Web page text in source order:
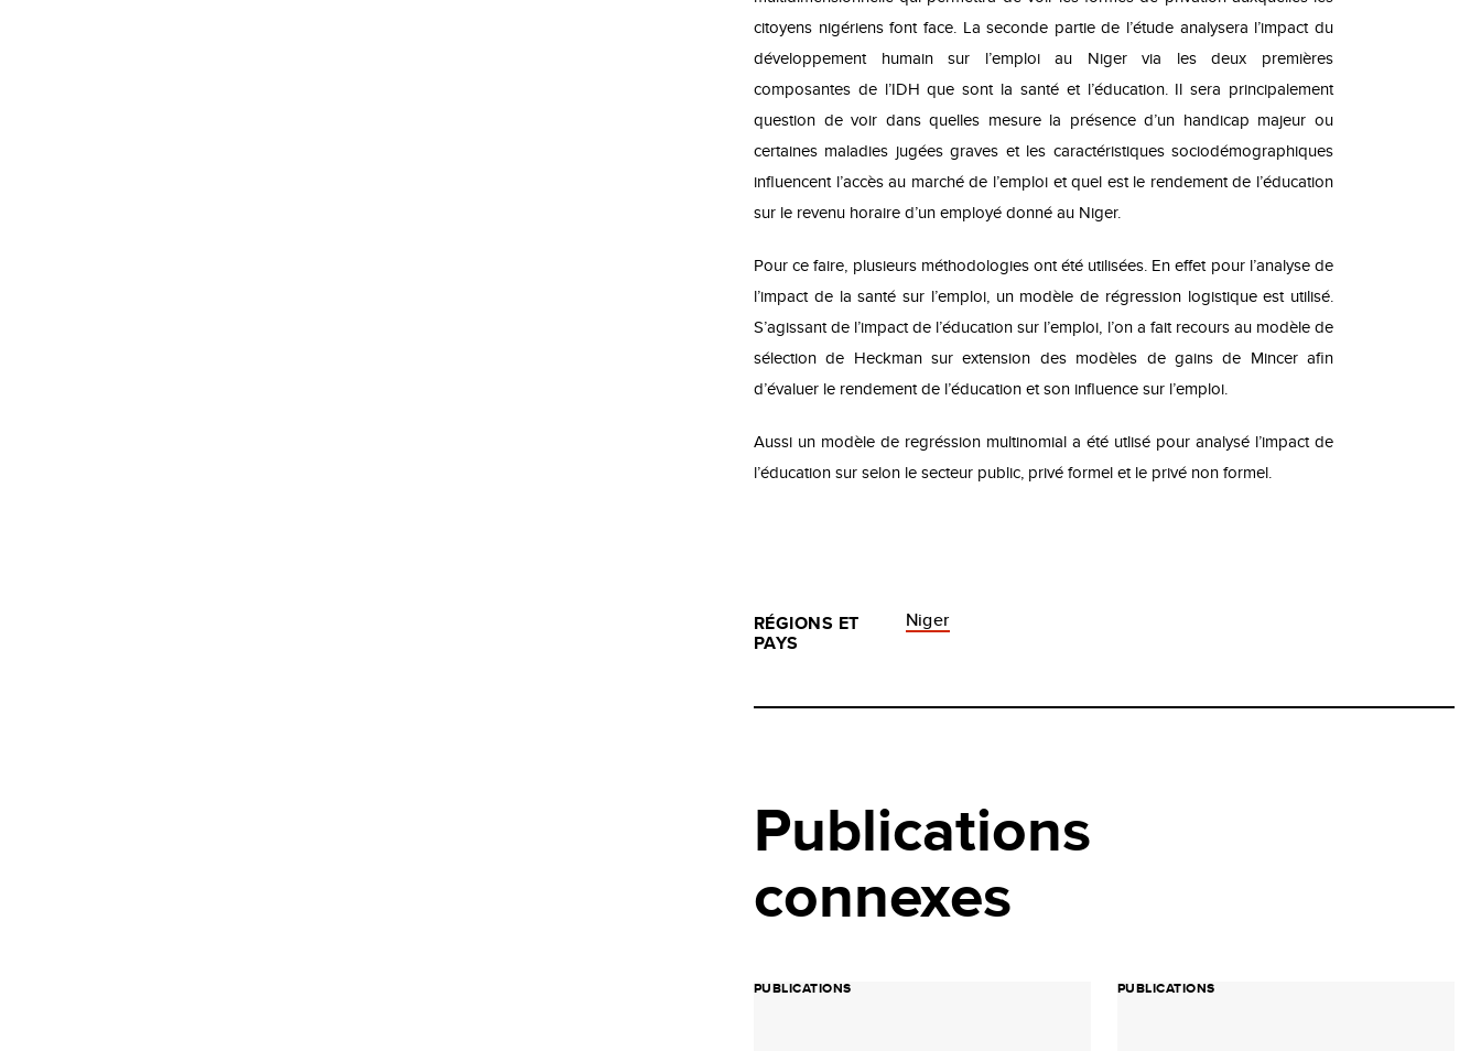
citoyens nigériens font face. La seconde partie de l’étude analysera l’impact du
développement humain sur l’emploi au Niger via les deux premières
composantes de l’IDH que sont la santé et l’éducation. Il sera principalement
question de voir dans quelles mesure la présence d’un handicap majeur ou
certaines maladies jugées graves et les caractéristiques sociodémographiques
influencent l’accès au marché de l’emploi et quel est le rendement de l’éducation
sur le revenu horaire d’un employédonné au Niger.
Pour ce faire, plusieurs méthodologies ont été utilisées. En effet pour l’analyse de
l’impact de la santé sur l’emploi, un modèle de régression logistique est utilisé.
S’agissant de l’impact de l’éducation sur l’emploi, l’on a fait recours au modèle de
sélection de Heckman sur extension des modèles de gains de Mincer afin
d’évaluer le rendement de l’éducation et son influence sur l’emploi.
Aussi un modèle de regréssion multinomial a été utlisé pour analysé l’impact de
l’éducation sur selon le secteur public, privé formel et le privé non formel.
RÉGIONS ET
PAYS
Niger
Publications
connexes
PUBLICATIONS PUBLICATIONS